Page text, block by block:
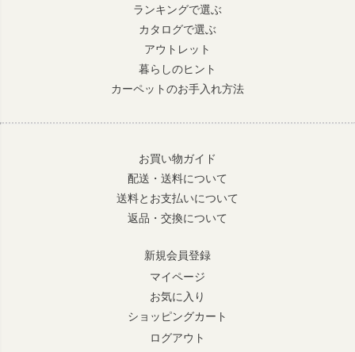
ランキングで選ぶ
カタログで選ぶ
アウトレット
暮らしのヒント
カーペットのお手入れ方法
お買い物ガイド
配送・送料について
送料とお支払いについて
返品・交換について
新規会員登録
マイページ
お気に入り
ショッピングカート
ログアウト